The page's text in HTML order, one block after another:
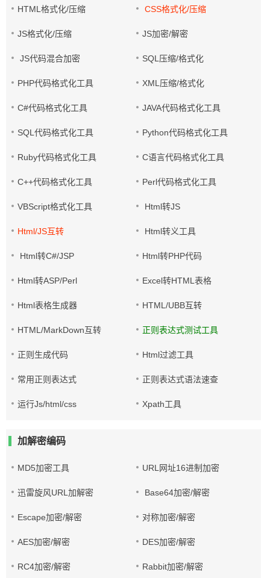
HTML格式化/压缩 CSS格式化/压缩
JS格式化/压缩 JS加密/解密
JS代码混合加密 SQL压缩/格式化
PHP代码格式化工具 XML压缩/格式化
C#代码格式化工具 JAVA代码格式化工具
SQL代码格式化工具 Python代码格式化工具
Ruby代码格式化工具 C语言代码格式化工具
C++代码格式化工具 Perl代码格式化工具
VBScript格式化工具 Html转JS
Html/JS互转 Html转义工具
Html转C#/JSP Html转PHP代码
Html转ASP/Perl Excel转HTML表格
Html表格生成器 HTML/UBB互转
HTML/MarkDown互转 正则表达式测试工具
正则生成代码 Html过滤工具
常用正则表达式 正则表达式语法速查
运行Js/html/css Xpath工具
加解密编码
MD5加密工具 URL网址16进制加密
迅雷旋风URL加解密 Base64加密/解密
Escape加密/解密 对称加密/解密
AES加密/解密 DES加密/解密
RC4加密/解密 Rabbit加密/解密